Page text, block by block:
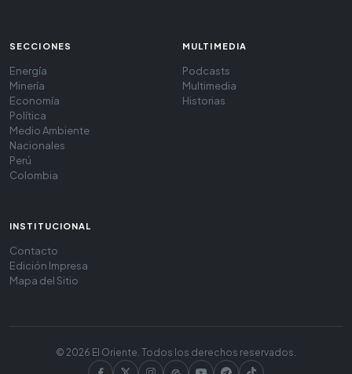
SECCIONES
Energía
Minería
Economía
Política
Medio Ambiente
Nacionales
Perú
Colombia
MULTIMEDIA
Podcasts
Multimedia
Historias
INSTITUCIONAL
Contacto
Edición Impresa
Mapa del Sitio
© 2026 El Oriente. Todos los derechos reservados.